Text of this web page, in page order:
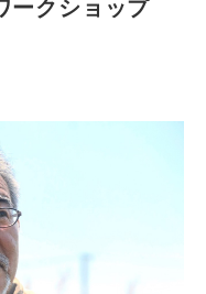
ークショップ